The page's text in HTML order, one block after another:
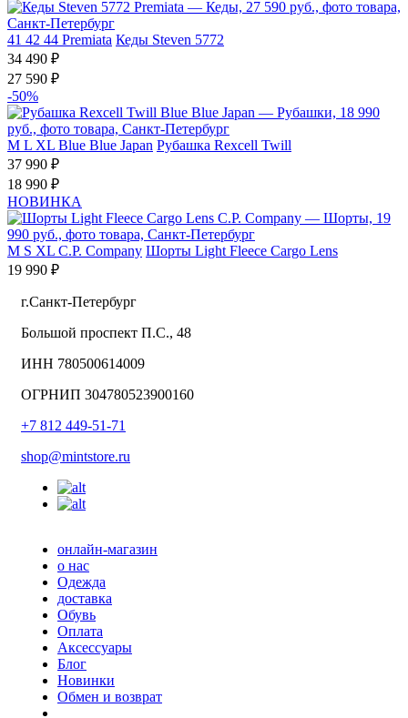
41 42 44 Premiata Кеды Steven 5772
34 490 ₽
27 590 ₽
-50%
M L XL Blue Blue Japan Рубашка Rexcell Twill
37 990 ₽
18 990 ₽
НОВИНКА
M S XL C.P. Company Шорты Light Fleece Cargo Lens
19 990 ₽
г.Санкт-Петербург
Большой проспект П.С., 48
ИНН 780500614009
ОГРНИП 304780523900160
+7 812 449-51-71
shop@mintstore.ru
онлайн-магазин
о нас
Одежда
доставка
Обувь
Оплата
Аксессуары
Блог
Новинки
Обмен и возврат